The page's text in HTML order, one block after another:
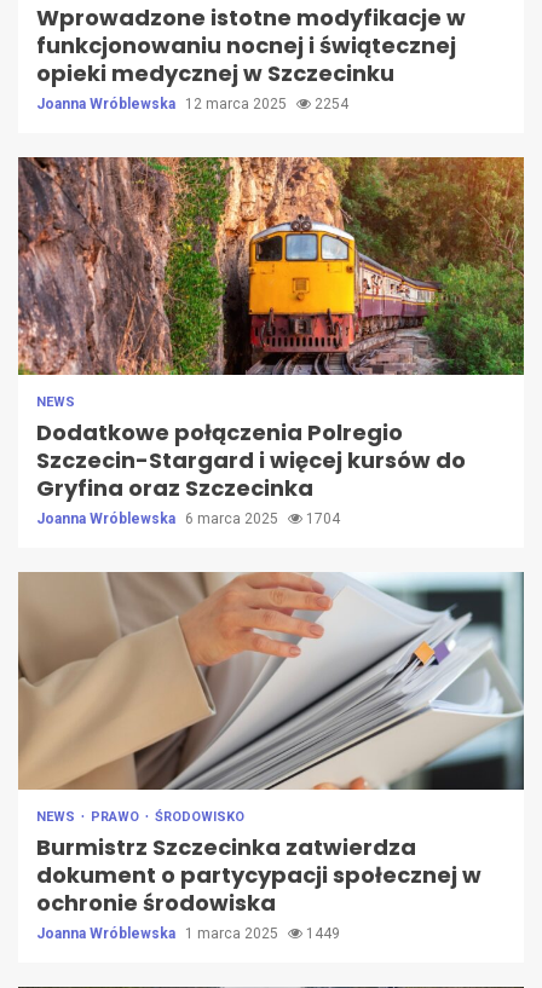
Wprowadzone istotne modyfikacje w
funkcjonowaniu nocnej i świątecznej
opieki medycznej w Szczecinku
Joanna Wróblewska 12 marca 2025 2254
NEWS
Dodatkowe połączenia Polregio
Szczecin-Stargard i więcej kursów do
Gryfina oraz Szczecinka
Joanna Wróblewska 6 marca 2025 1704
NEWS PRAWO ŚRODOWISKO
Burmistrz Szczecinka zatwierdza
dokument o partycypacji społecznej w
ochronie środowiska
Joanna Wróblewska 1 marca 2025 1449